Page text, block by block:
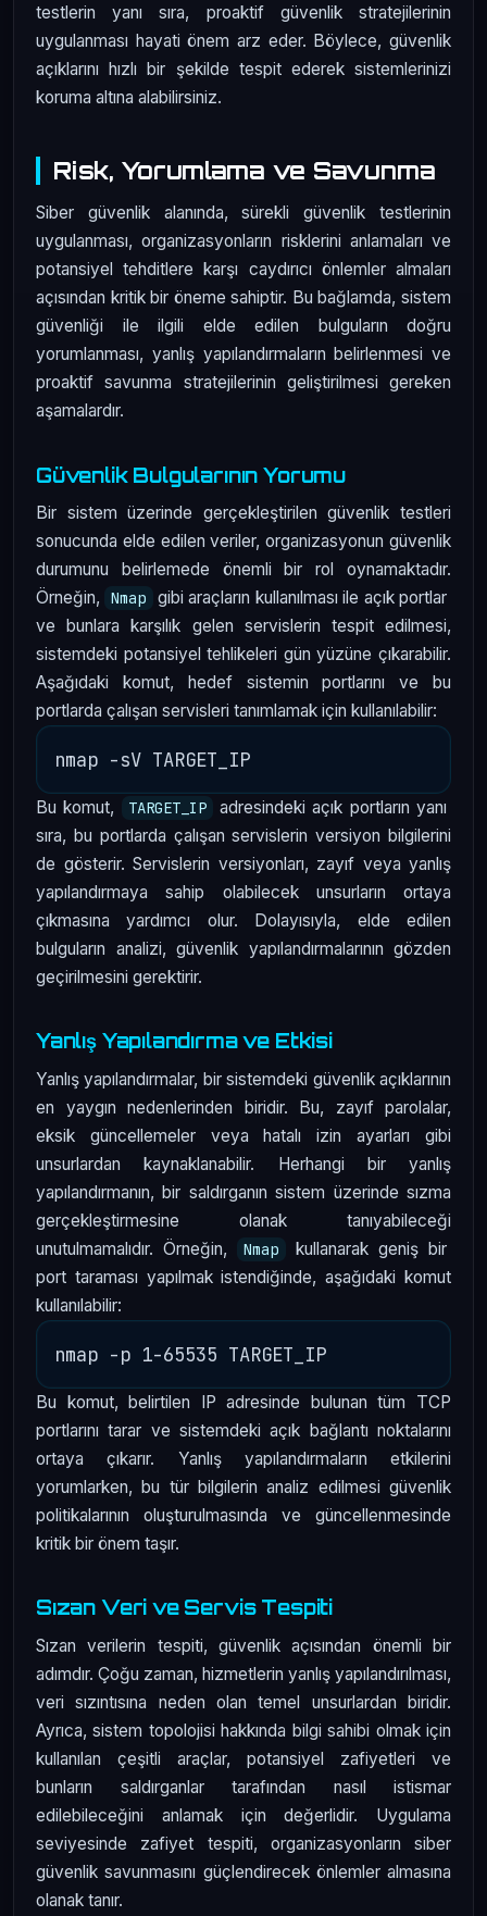
testlerin yanı sıra, proaktif güvenlik stratejilerinin
uygulanması hayati önem arz eder. Böylece, güvenlik
açıklarını hızlı bir şekilde tespit ederek sistemlerinizi
koruma altına alabilirsiniz.
Risk, Yorumlama ve Savunma
Siber güvenlik alanında, sürekli güvenlik testlerinin
uygulanması, organizasyonların risklerini anlamaları ve
potansiyel tehditlere karşı caydırıcı önlemler almaları
açısından kritik bir öneme sahiptir. Bu bağlamda, sistem
güvenliği ile ilgili elde edilen bulguların doğru
yorumlanması, yanlış yapılandırmaların belirlenmesi ve
proaktif savunma stratejilerinin geliştirilmesi gereken
aşamalardır.
Güvenlik Bulgularının Yorumu
Bir sistem üzerinde gerçekleştirilen güvenlik testleri
sonucunda elde edilen veriler, organizasyonun güvenlik
durumunu belirlemede önemli bir rol oynamaktadır.
Örneğin,
Nmap
gibi araçların kullanılması ile açık portlar
ve bunlara karşılık gelen servislerin tespit edilmesi,
sistemdeki potansiyel tehlikeleri gün yüzüne çıkarabilir.
Aşağıdaki komut, hedef sistemin portlarını ve bu
portlarda çalışan servisleri tanımlamak için kullanılabilir:
Bu komut, TARGET_IP
adresindeki açık portların yanı
sıra, bu portlarda çalışan servislerin versiyon bilgilerini
de gösterir. Servislerin versiyonları, zayıf veya yanlış
yapılandırmaya sahip olabilecek unsurların ortaya
çıkmasına yardımcı olur. Dolayısıyla, elde edilen
bulguların analizi, güvenlik yapılandırmalarının gözden
geçirilmesini gerektirir.
Yanlış Yapılandırma ve Etkisi
Yanlış yapılandırmalar, bir sistemdeki güvenlik açıklarının
en yaygın nedenlerinden biridir. Bu, zayıf parolalar,
eksik güncellemeler veya hatalı izin ayarları gibi
unsurlardan kaynaklanabilir. Herhangi bir yanlış
yapılandırmanın, bir saldırganın sistem üzerinde sızma
gerçekleştirmesine olanak tanıyabileceği
unutulmamalıdır. Örneğin,
Nmap
kullanarak geniş bir
port taraması yapılmak istendiğinde, aşağıdaki komut
kullanılabilir:
Bu komut, belirtilen IP adresinde bulunan tüm TCP
portlarını tarar ve sistemdeki açık bağlantı noktalarını
ortaya çıkarır. Yanlış yapılandırmaların etkilerini
yorumlarken, bu tür bilgilerin analiz edilmesi güvenlik
politikalarının oluşturulmasında ve güncellenmesinde
kritik bir önem taşır.
Sızan Veri ve Servis Tespiti
Sızan verilerin tespiti, güvenlik açısından önemli bir
adımdır. Çoğu zaman, hizmetlerin yanlış yapılandırılması,
veri sızıntısına neden olan temel unsurlardan biridir.
Ayrıca, sistem topolojisi hakkında bilgi sahibi olmak için
kullanılan çeşitli araçlar, potansiyel zafiyetleri ve
bunların saldırganlar tarafından nasıl istismar
edilebileceğini anlamak için değerlidir. Uygulama
seviyesinde zafiyet tespiti, organizasyonların siber
güvenlik savunmasını güçlendirecek önlemler almasına
olanak tanır.